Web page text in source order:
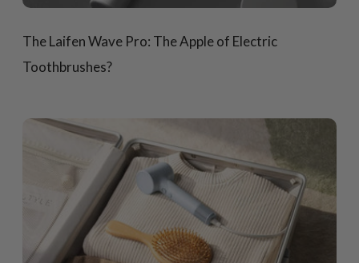
The Laifen Wave Pro: The Apple of Electric
Toothbrushes?